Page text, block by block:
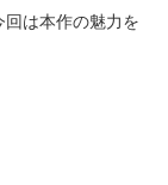
回は本作の魅力を